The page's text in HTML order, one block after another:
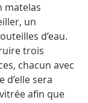
matelas
un
d’eau.
trois
chacun avec
d’elle sera
afin que